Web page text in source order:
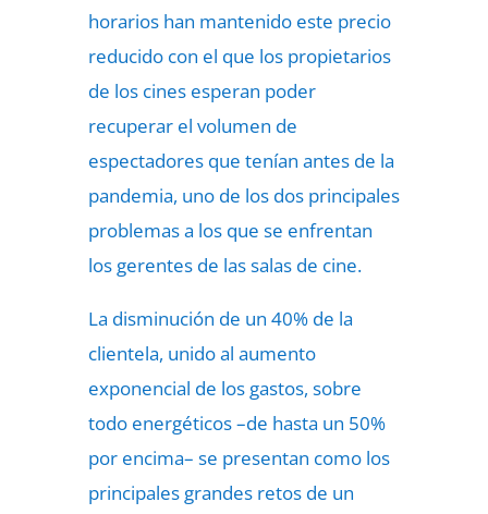
horarios han mantenido este precio
reducido con el que los propietarios
de los cines esperan poder
recuperar el volumen de
espectadores que tenían antes de la
pandemia, uno de los dos principales
problemas a los que se enfrentan
los gerentes de las salas de cine.
La disminución de un 40% de la
clientela, unido al aumento
exponencial de los gastos, sobre
todo energéticos –de hasta un 50%
por encima– se presentan como los
principales grandes retos de un